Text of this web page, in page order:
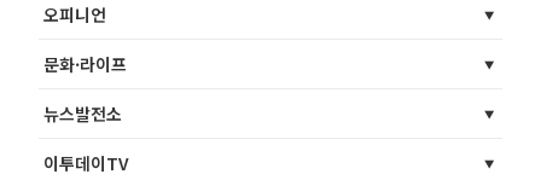
오피니언
문화·라이프
뉴스발전소
이투데이TV